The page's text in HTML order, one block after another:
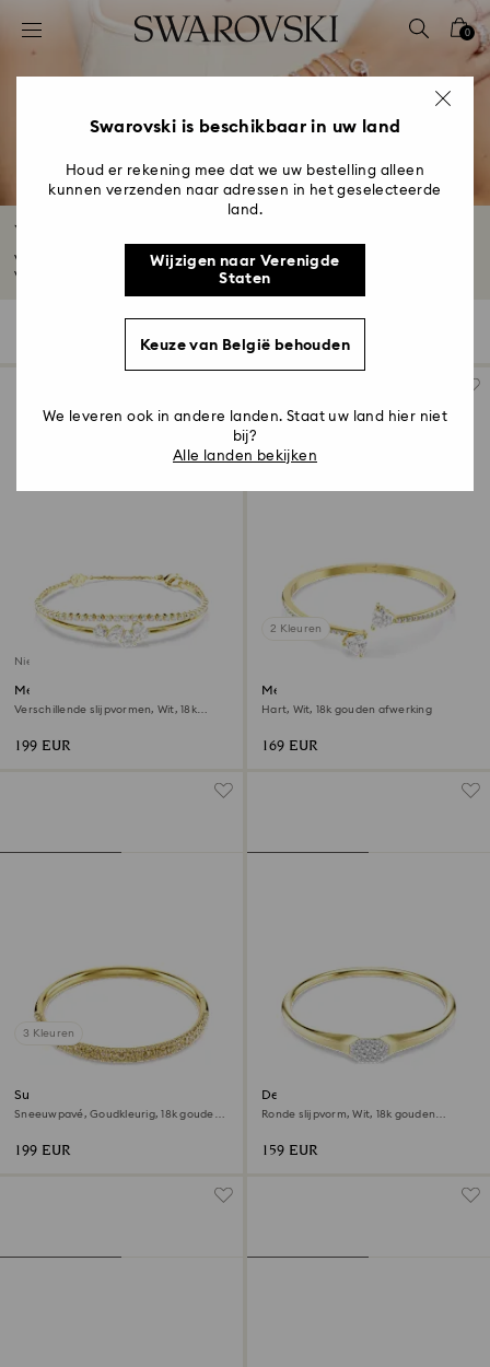
Lijst met toegangscodes
0 - Koptekst
2 - Voettekst
4 - Zoekresultaten
0
Vergulde manchet armbanden en bangles
Versier uw pols met een krachtig statement-piece in de vorm van een
vergulde...
Filter
Nieuw
Mesmera armband
Verschillende slijpvormen, Wit, ‎18k
199 EUR
2 Kleuren
Mesmera armband
Hart, Wit, ‎18k gouden afwerking
169 EUR
3 Kleuren
Sublima armband
Sneeuwpavé, Goudkleurig, ‎18k gouden
199 EUR
Dextera armband
Ronde slijpvorm, Wit, ‎18k gouden
159 EUR
Swarovski is beschikbaar in uw land
Houd er rekening mee dat we uw bestelling alleen
kunnen verzenden naar adressen in het geselecteerde
land.
Wijzigen naar Verenigde
Staten
Keuze van België behouden
We leveren ook in andere landen. Staat uw land hier niet
bij?
Alle landen bekijken